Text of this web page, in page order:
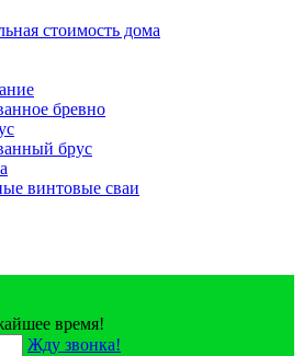
стоимость дома
бревно
брус
винтовые сваи
время!
Жду звонка!